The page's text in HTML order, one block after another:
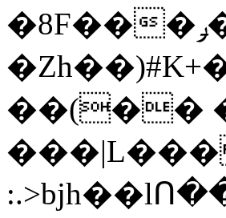
�8F���ݛ��*\��U��S
��(��
���|L���